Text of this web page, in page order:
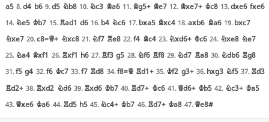
a5 8.d4 b6 9.d5 Nb8 10. Nc3 Ba6 11. Bg5+ Be7 12. Bxe7+ Kc8 13.dxe6 fxe6
14. Ne5 Kb7 15. Rad1 d6 16. b4 Nc6 17. bxa5 Bxc4 18.axb6 Ba6 19. bxc7
Nxe7 20.c8=Q+ Nxc8 21. Nf7 Re8 22.f4 Bc4 23. Nxd6+ Kc6 24. Nxe8 Ne7
25. Na4 Bxf1 26. Rxf1 h6 27. Rf3 g5 28. Nf6 Rf8 29. Nd7 Ra8 30. Ndb6 Rg8
31.f5 g4 32.f6 Kc7 33.f7 Rd8 34.f8=Q Rd1+ 35. Kf2 g3+ 36. hxg3 Nf5 37. Rd3
Rd2+ 38. Rxd2 Nd6 39. Rxd6 Kb7 40. Rd7+ Kc6 41. Qd6+ Kb5 42. Nc3+ Ka5
43. Qxe6 Ka6 44. Rd5 h5 45. Nc4+ Kb7 46. Rd7+ Ka8 47. Qe8#